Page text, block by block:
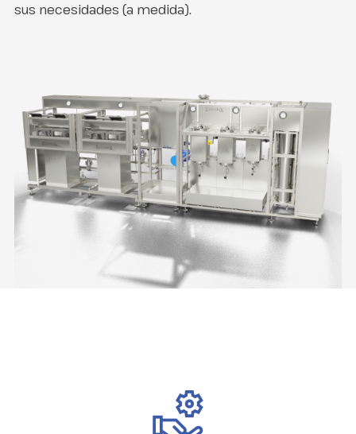
sus necesidades (a medida).